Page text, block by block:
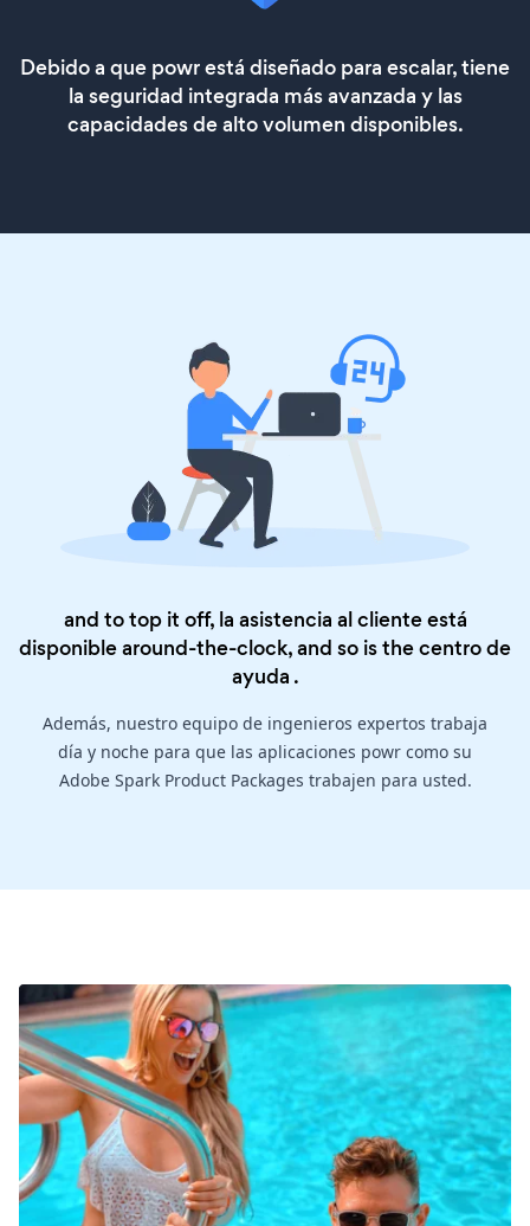
Debido a que powr está diseñado para escalar, tiene
la seguridad integrada más avanzada y las
capacidades de alto volumen disponibles.
and to top it off, la asistencia al cliente está
disponible around-the-clock, and so is thecentro de
ayuda .
Además, nuestro equipo de ingenieros expertos trabaja
día y noche para que las aplicaciones powr como su
Adobe Spark Product Packages trabajen para usted.